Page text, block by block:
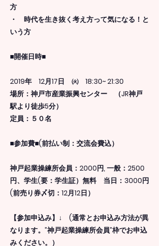
方
・ 時代を生き抜く考え方って気になる！と
いう方
■開催日時■
2019年 12月17日 ㈫ 18:30~ 21:30
場所：神戸市産業振興センター （JR神戸
駅より徒歩5分）
定員：５０名
■参加費■(前払い制：交流会費込）
神戸起業操練所会員：2000円, 一般：2500
円、学生(要：学生証）無料 当日：3000円
(前売り券〆切：12月12日）
【参加申込み】↓ (通常とお申込み方法が異
なります。”神戸起業操練所会員”枠でお申込
みください。）